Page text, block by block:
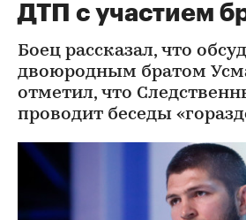
ДТП с участием
Боец рассказал, что
двоюродным братом
отметил, что
проводит беседы